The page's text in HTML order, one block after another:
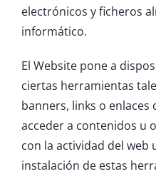
electrónicos y ficheros
informático.
El Website pone a
ciertas herramientas
banners, links o
acceder a contenidos u
con la actividad del web
instalación de estas